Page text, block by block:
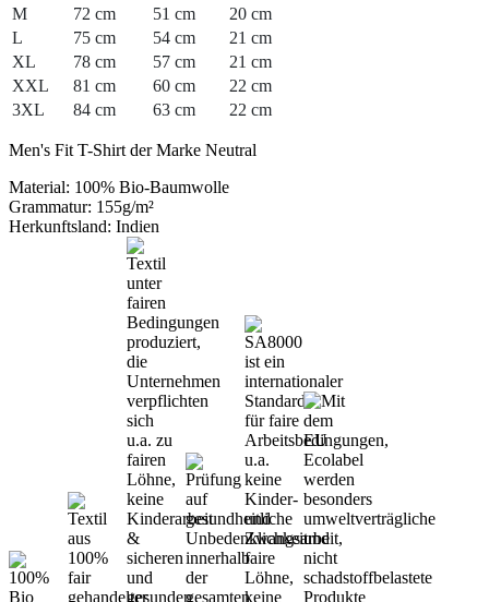
M
72 cm 51 cm
20 cm
L
75 cm 54 cm
21 cm
XL
78 cm 57 cm
21 cm
XXL
81 cm 60 cm
22 cm
3XL
84 cm 63 cm 22 cm
Men's Fit T-Shirt der Marke Neutral
Material: 100% Bio-Baumwolle
Grammatur: 155g/m²
Herkunftsland: Indien